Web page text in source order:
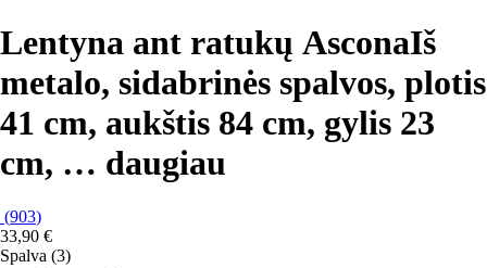
Lentyna ant ratukų AsconaIš
metalo, sidabrinės spalvos, plotis
41 cm, aukštis 84 cm, gylis 23
cm, … daugiau
(903)
33,90 €
Spalva (3)